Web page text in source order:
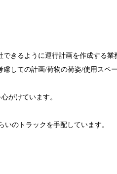
きるように運行計画を作成する業
しての計画/荷物の荷姿/使用スペ
がけています。
のトラックを手配しています。